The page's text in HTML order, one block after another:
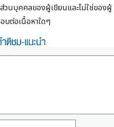
วนบุคคลของผู้เขียนและไม่ใช่ของผู้
บต่อเนื้อหาใดๆ